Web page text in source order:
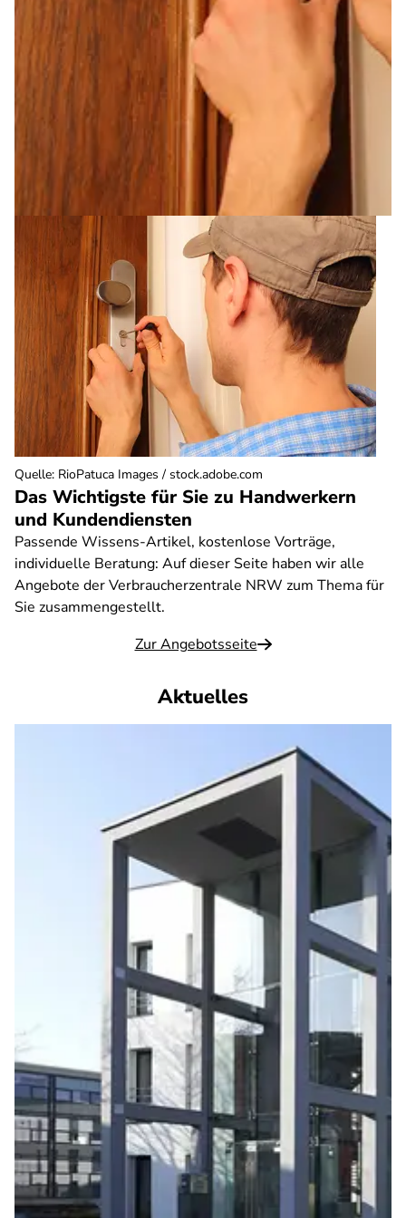
Das Wichtigste für Sie zu Handwerkern
und Kundendiensten
Passende Wissens-Artikel, kostenlose Vorträge,
individuelle Beratung: Auf dieser Seite haben wir alle
Angebote der Verbraucherzentrale NRW zum Thema für
Sie zusammengestellt.
Zur Angebotsseite
Quelle: RioPatuca Images / stock.adobe.com
Aktuelles